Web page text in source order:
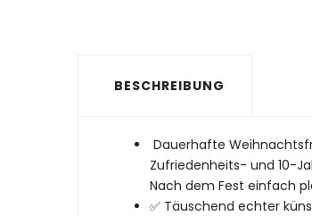
BESCHREIBUNG
Dauerhafte
Zufriedenheits- und 10-
Nach dem Fest einfach
✅ Täuschend echter